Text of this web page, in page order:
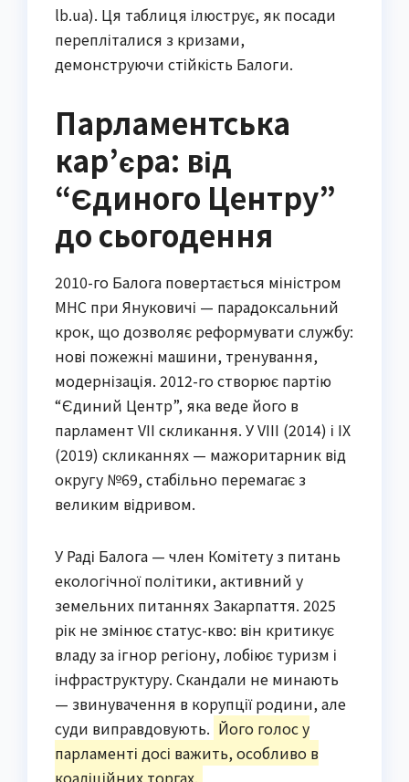
lb.ua). Ця таблиця ілюструє, як посади
перепліталися з кризами,
демонструючи стійкість Балоги.
Парламентська
кар’єра: від
“Єдиного Центру”
до сьогодення
2010-го Балога повертається міністром
МНС при Януковичі — парадоксальний
крок, що дозволяє реформувати службу:
нові пожежні машини, тренування,
модернізація. 2012-го створює партію
“Єдиний Центр”, яка веде його в
парламент VII скликання. У VIII (2014) і IX
(2019) скликаннях — мажоритарник від
округу №69, стабільно перемагає з
великим відривом.
У Раді Балога — член Комітету з питань
екологічної політики, активний у
земельних питаннях Закарпаття. 2025
рік не змінює статус-кво: він критикує
владу за ігнор регіону, лобіює туризм і
інфраструктуру. Скандали не минають
— звинувачення в корупції родини, але
суди виправдовують. Його голос у
парламенті досі важить, особливо в